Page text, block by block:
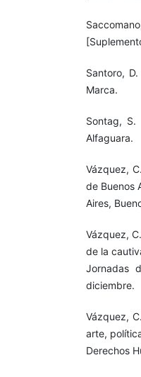
Santoro,
Marca.
Sontag,
Alfaguara.
Vázquez,
de Buenos
Aires,
Vázquez,
de la
Jornadas
diciembre.
Vázquez,
arte,
Derechos